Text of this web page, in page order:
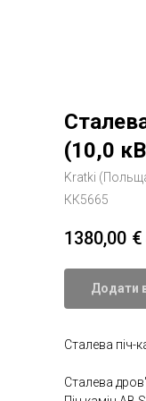
(10,0
Kratki
КК5665
1380,00 €
Додати
Сталева піч-
Сталева